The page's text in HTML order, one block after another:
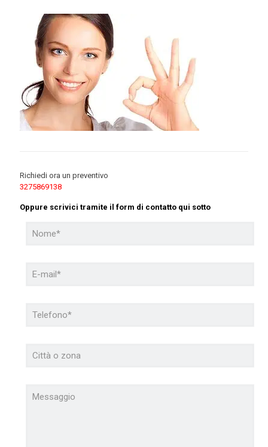
Richiedi ora un preventivo
3275869138
Oppure scrivici tramite il form di contatto qui sotto